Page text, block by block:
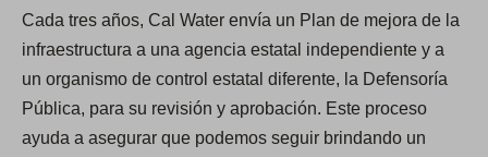
Cada tres años, Cal Water envía un Plan de mejora de la
infraestructura a una agencia estatal independiente y a
un organismo de control estatal diferente, la Defensoría
Pública, para su revisión y aprobación. Este proceso
ayuda a asegurar que podemos seguir brindando un